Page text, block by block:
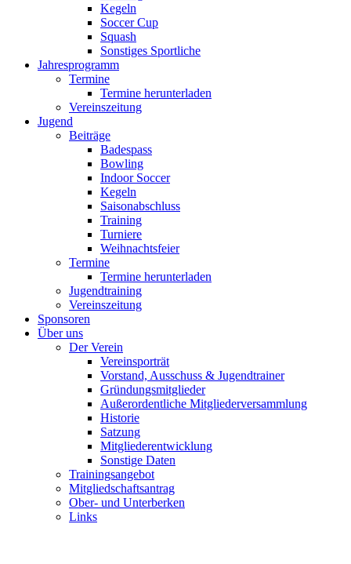
Kegeln
Soccer Cup
Squash
Sonstiges Sportliche
Jahresprogramm
Termine
Termine herunterladen
Vereinszeitung
Jugend
Beiträge
Badespass
Bowling
Indoor Soccer
Kegeln
Saisonabschluss
Training
Turniere
Weihnachtsfeier
Termine
Termine herunterladen
Jugendtraining
Vereinszeitung
Sponsoren
Über uns
Der Verein
Vereinsporträt
Vorstand, Ausschuss & Jugendtrainer
Gründungsmitglieder
Außerordentliche Mitgliederversammlung
Historie
Satzung
Mitgliederentwicklung
Sonstige Daten
Trainingsangebot
Mitgliedschaftsantrag
Ober- und Unterberken
Links